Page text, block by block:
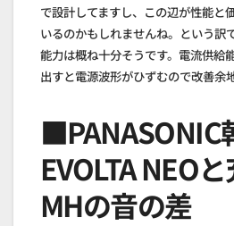
で設計してますし、この辺が性能と
いるのかもしれませんね。という訳
能力は概ね十分そうです。電流供給
出すと電源波形がひずむので改善余
■PANASONIC
EVOLTA NEO
MHの音の差